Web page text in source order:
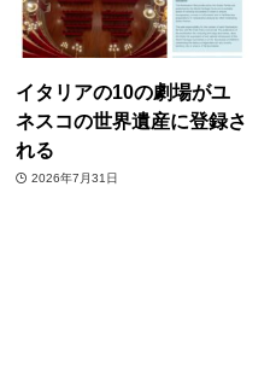
イタリアの10の劇場がユ
ネスコの世界遺産に登録さ
れる
2026年7月31日